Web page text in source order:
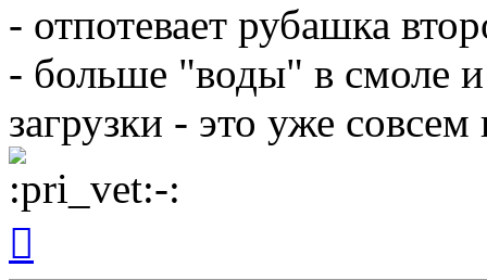
- отпотевает рубашка
- больше "воды" в смоле
загрузки - это уже
началу